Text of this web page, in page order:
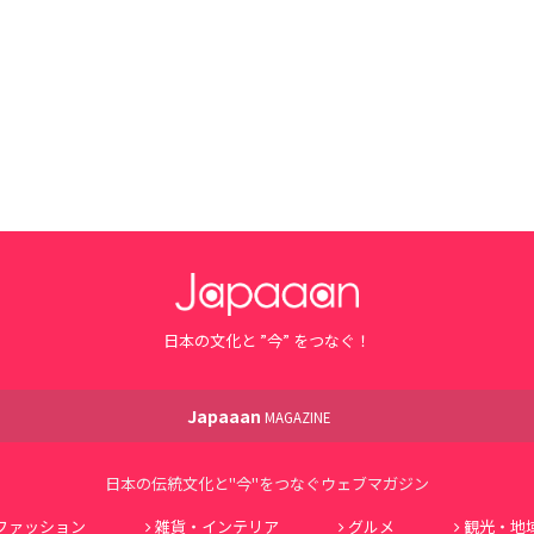
日本の文化と ”今” をつなぐ！
Japaaan MAGAZINE
日本の伝統文化と"今"をつなぐウェブマガジン
ァッション 雑貨・インテリア グルメ 観光・地